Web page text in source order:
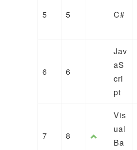
5 5 C#
6 6
Jav
aS
cri
pt
7 8
Vis
ual
Ba